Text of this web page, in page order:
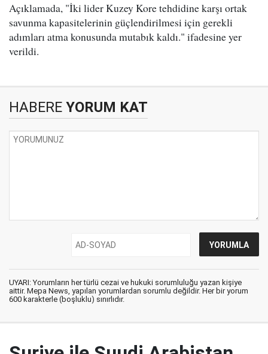
Açıklamada, "İki lider Kuzey Kore tehdidine karşı ortak
savunma kapasitelerinin güçlendirilmesi için gerekli
adımları atma konusunda mutabık kaldı." ifadesine yer
verildi.
HABERE YORUM KAT
UYARI: Yorumların her türlü cezai ve hukuki sorumluluğu yazan kişiye
aittir. Mepa News, yapılan yorumlardan sorumlu değildir. Her bir yorum
600 karakterle (boşluklu) sınırlıdır.